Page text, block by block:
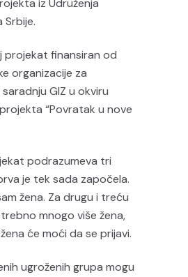
iz Udruženja
Srbije.
projekat finansiran od
organizacije za
GIZ u okviru
“Povratak u nove
podrazumeva tri
je tek sada započela.
žena. Za drugu i treću
mnogo više žena,
će moći da se prijavi.
ugroženih grupa mogu